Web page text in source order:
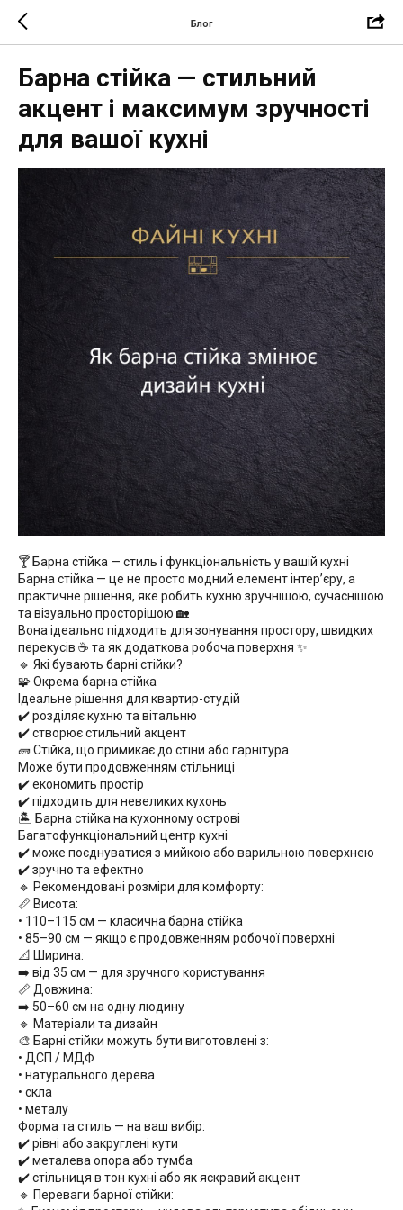
Блог
Барна стійка — стильний
акцент і максимум зручності
для вашої кухні
🍸 Барна стійка — стиль і функціональність у вашій кухні
Барна стійка — це не просто модний елемент інтер’єру, а
практичне рішення, яке робить кухню зручнішою, сучаснішою
та візуально просторішою 🏡
Вона ідеально підходить для зонування простору, швидких
перекусів ☕ та як додаткова робоча поверхня ✨
🔹 Які бувають барні стійки?
🧩 Окрема барна стійка
Ідеальне рішення для квартир-студій
✔️ розділяє кухню та вітальню
✔️ створює стильний акцент
🧱 Стійка, що примикає до стіни або гарнітура
Може бути продовженням стільниці
✔️ економить простір
✔️ підходить для невеликих кухонь
🏝 Барна стійка на кухонному острові
Багатофункціональний центр кухні
✔️ може поєднуватися з мийкою або варильною поверхнею
✔️ зручно та ефектно
🔹 Рекомендовані розміри для комфорту:
📏 Висота:
• 110–115 см — класична барна стійка
• 85–90 см — якщо є продовженням робочої поверхні
📐 Ширина:
➡️ від 35 см — для зручного користування
📏 Довжина:
➡️ 50–60 см на одну людину
🔹 Матеріали та дизайн
🎨 Барні стійки можуть бути виготовлені з:
• ДСП / МДФ
• натурального дерева
• скла
• металу
Форма та стиль — на ваш вибір:
✔️ рівні або закруглені кути
✔️ металева опора або тумба
✔️ стільниця в тон кухні або як яскравий акцент
🔹 Переваги барної стійки: